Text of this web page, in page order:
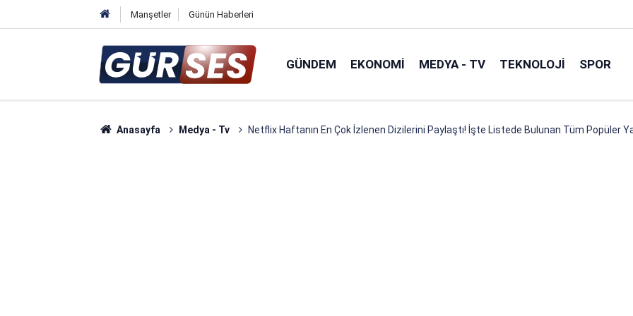
Manşetler Günün Haberleri
GÜNDEM EKONOMI MEDYA - TV TEKNOLOJI SPOR
Anasayfa Medya - Tv Netflix Haftanın En Çok İzlenen Dizilerini Paylaştı! İşte Listede Bulunan Tüm Popüler